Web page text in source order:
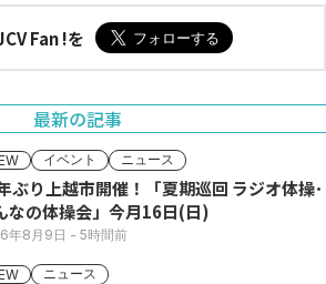
Fan !を
最新の記事
イベント ニュース
ぶり上越市開催！「夏期巡回 ラジオ体操･
なの体操会」今月16日(日)
年8月9日 - 5時間前
ニュース